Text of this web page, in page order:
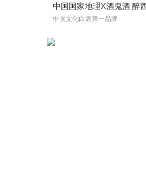
中国国家地理X酒鬼酒 醉
中国文化白酒第一品牌